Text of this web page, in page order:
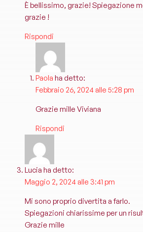
È bellissimo, grazie! Spiegazione
grazie !
Rispondi
Paola ha detto:
Febbraio 26, 2024 alle 5:28 pm
Grazie mille Viviana
Rispondi
Lucia ha detto:
Maggio 2, 2024 alle 3:41 pm
Mi sono proprio divertita a farlo.
Spiegazioni chiarissime per un
Grazie mille